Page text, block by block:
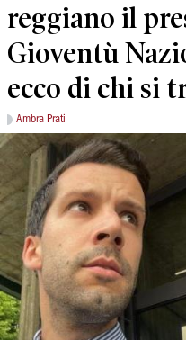
reggiano il
Gioventù
ecco di chi si
Ambra Prati